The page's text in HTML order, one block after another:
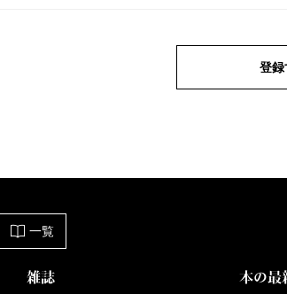
登録
一覧
雑誌 本の最